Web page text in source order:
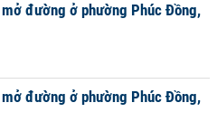
đường ở phường Phúc Đồng,
đường ở phường Phúc Đồng,